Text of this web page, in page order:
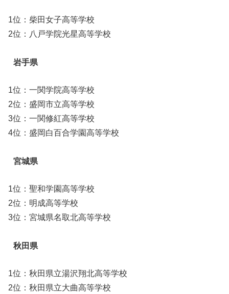
1位：柴田女子高等学校
2位：八戸学院光星高等学校
岩手県
1位：一関学院高等学校
2位：盛岡市立高等学校
3位：一関修紅高等学校
4位：盛岡白百合学園高等学校
宮城県
1位：聖和学園高等学校
2位：明成高等学校
3位：宮城県名取北高等学校
秋田県
1位：秋田県立湯沢翔北高等学校
2位：秋田県立大曲高等学校